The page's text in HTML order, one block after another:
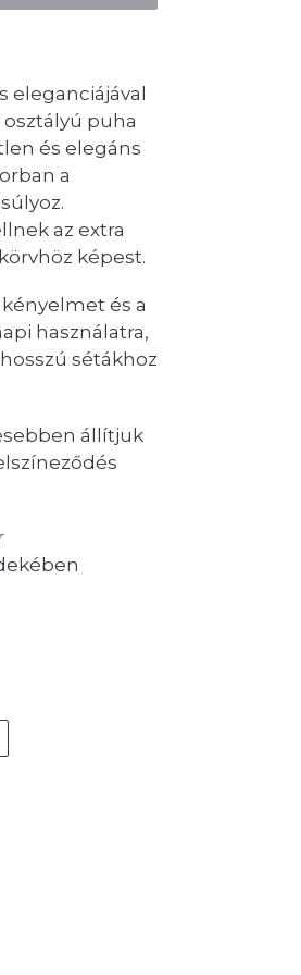
eleganciájával
puha
és elegáns
a
az extra
képest.
és a
használatra,
sétákhoz
állítjuk